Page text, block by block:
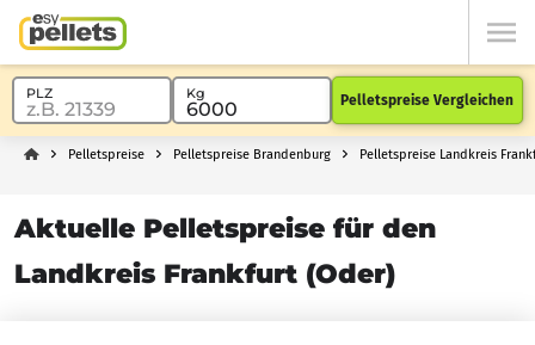
Pelletspreise Vergleichen
Pelletspreise Pelletspreise Brandenburg Pelletspreise Landkreis
Aktuelle Pelletspreise für den
Landkreis Frankfurt (Oder)